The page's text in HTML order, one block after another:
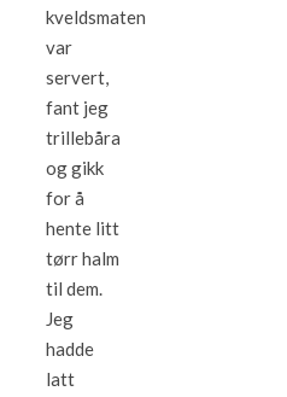
kveldsmaten
var
servert,
fant jeg
trillebåra
og gikk
for å
hente litt
tørr halm
til dem.
Jeg
hadde
latt